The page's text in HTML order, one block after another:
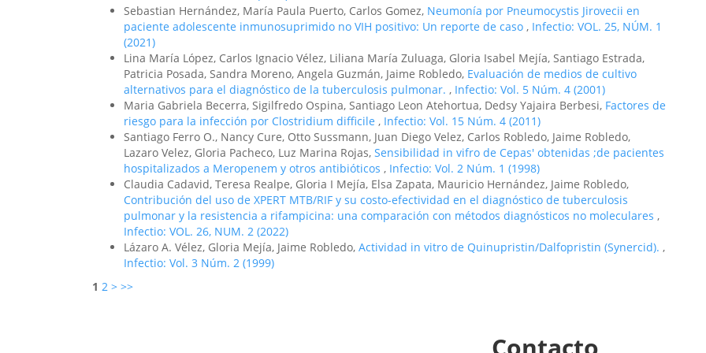
Sebastian Hernández, María Paula Puerto, Carlos Gomez, Neumonía por Pneumocystis Jirovecii en
paciente adolescente inmunosuprimido no VIH positivo: Un reporte de caso , Infectio: VOL. 25, NÚM. 1
(2021)
Lina María López, Carlos Ignacio Vélez, Liliana María Zuluaga, Gloria Isabel Mejía, Santiago Estrada,
Patricia Posada, Sandra Moreno, Angela Guzmán, Jaime Robledo, Evaluación de medios de cultivo
alternativos para el diagnóstico de la tuberculosis pulmonar. , Infectio: Vol. 5 Núm. 4 (2001)
Maria Gabriela Becerra, Sigilfredo Ospina, Santiago Leon Atehortua, Dedsy Yajaira Berbesi, Factores de
riesgo para la infección por Clostridium difficile , Infectio: Vol. 15 Núm. 4 (2011)
Santiago Ferro O., Nancy Cure, Otto Sussmann, Juan Diego Velez, Carlos Robledo, Jaime Robledo,
Lazaro Velez, Gloria Pacheco, Luz Marina Rojas, Sensibilidad in vifro de Cepas' obtenidas ;de pacientes
hospitalizados a Meropenem y otros antibióticos , Infectio: Vol. 2 Núm. 1 (1998)
Claudia Cadavid, Teresa Realpe, Gloria I Mejía, Elsa Zapata, Mauricio Hernández, Jaime Robledo,
Contribución del uso de XPERT MTB/RIF y su costo-efectividad en el diagnóstico de tuberculosis
pulmonar y la resistencia a rifampicina: una comparación con métodos diagnósticos no moleculares ,
Infectio: VOL. 26, NUM. 2 (2022)
Lázaro A. Vélez, Gloria Mejía, Jaime Robledo, Actividad in vitro de Quinupristin/Dalfopristin (Synercid). ,
Infectio: Vol. 3 Núm. 2 (1999)
1 2 > >>